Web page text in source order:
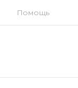
Помощь